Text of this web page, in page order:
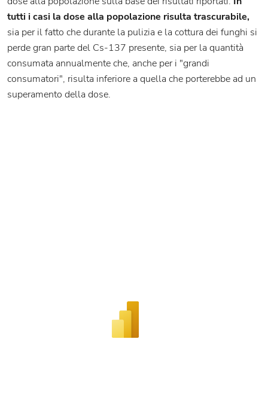
tutti i casi la dose alla popolazione risulta trascurabile,
sia per il fatto che durante la pulizia e la cottura dei funghi si
perde gran parte del Cs-137 presente, sia per la quantità
consumata annualmente che, anche per i "grandi
consumatori", risulta inferiore a quella che porterebbe ad un
superamento della dose.